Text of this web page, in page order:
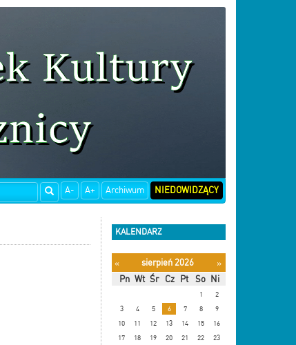
A- A+ Archiwum NIEDOWIDZĄCY
KALENDARZ
« sierpień 2026
»
Pn Wt Śr Cz Pt So Ni
1
2
3
4 5 6 7 8
9
10
11 12 13 14 15
16
17
18 19 20 21 22
23